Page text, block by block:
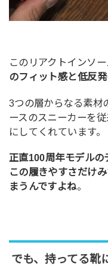
このリアクトインソ
のフィット感と低反
3つの層からなる素材
ースのスニーカーを
にしてくれています。
正直100周年モデルの
この履きやすさだけ
まうんですよね。
でも、持ってる靴